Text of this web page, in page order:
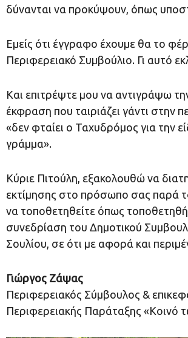
δύνανται να προκύψουν, όπως
Εμείς ότι έγγραφο έχουμε θα το
Περιφερειακό Συμβούλιο. Γι αυτό
Και επιτρέψτε μου να αντιγράψω
έκφραση που ταιριάζει γάντι στην
«δεν φταίει ο Ταχυδρόμος για την
γράμμα».
Κύριε Πιτούλη, εξακολουθώ να
εκτίμησης στο πρόσωπο σας παρά
να τοποθετηθείτε όπως
συνεδρίαση του Δημοτικού
Σουλίου, σε ότι με αφορά και
Γιώργος Ζάψας
Περιφερειακός Σύμβουλος &
Περιφερειακής Παράταξης «Κοινό